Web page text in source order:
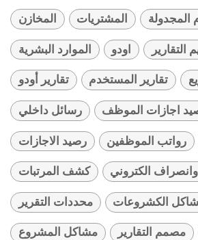
المخازن المشتريات المجدولة
الموارد البشرية اودو التقارير
تقارير أودو تقارير المستخدم
رسائل داخلي اجازات الموظف
رصيد الاجازات رواتب الموظفين
كشف المرتبات الكتروني
محددات التقرير الكشروعات
مشاكل المشروع مصمم التقارير